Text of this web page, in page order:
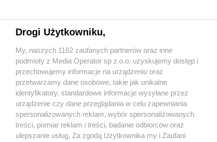
Wydawca mediówlokalnych
Nie zapomnij
zapoznać się z:
polityką prywatności
Twojemiasto Skontaktuj się z nami
Drogi Użytkowniku,
My, naszych 1162 zaufanych partnerów oraz inne
podmioty z Media Operator sp z.o.o. uzyskujemy dostęp i
przechowujemy informacje na urządzeniu oraz
przetwarzamy dane osobowe, takie jak unikalne
identyfikatory, standardowe informacje wysyłane przez
urządzenie czy dane przeglądania w celu zapewniania
spersonalizowanych reklam, wybór spersonalizowanych
treści, pomiar reklam i treści, badanie odbiorców oraz
ulepszanie usług. Za zgodą Użytkownika my i Zaufani